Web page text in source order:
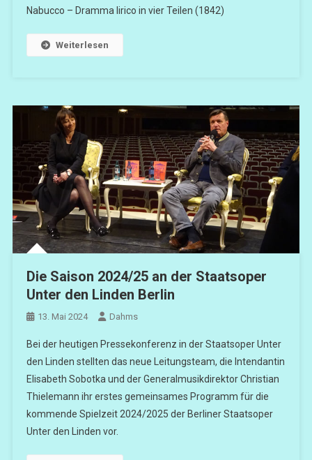
Nabucco – Dramma lirico in vier Teilen (1842)
Weiterlesen
Die Saison 2024/25 an der Staatsoper
Unter den Linden Berlin
13. Mai 2024 Dahms
Bei der heutigen Pressekonferenz in der Staatsoper Unter
den Linden stellten das neue Leitungsteam, die Intendantin
Elisabeth Sobotka und der Generalmusikdirektor Christian
Thielemann ihr erstes gemeinsames Programm für die
kommende Spielzeit 2024/2025 der Berliner Staatsoper
Unter den Linden vor.